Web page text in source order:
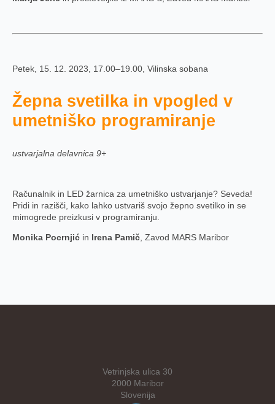
Petek, 15. 12. 2023, 17.00–19.00, Vilinska sobana
Žepna svetilka in vpogled v
umetniško programiranje
ustvarjalna delavnica 9+
Računalnik in LED žarnica za umetniško ustvarjanje? Seveda!
Pridi in razišči, kako lahko ustvariš svojo žepno svetilko in se
mimogrede preizkusi v programiranju.
Monika Pocrnjić in Irena Pamič , Zavod MARS Maribor
Vetrinjska ulica 30
2000 Maribor
Slovenija